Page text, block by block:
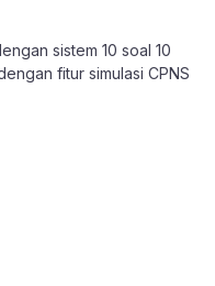
sistem 10 soal 10
fitur simulasi CPNS